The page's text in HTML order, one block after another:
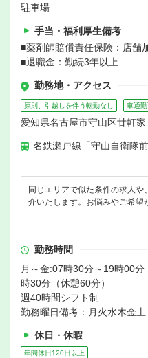
駐車場
手当・福利厚生備考
■薬剤師賠償責任保険：店舗
■退職金：勤続3年以上
勤務地・アクセス
原則、引越しを伴う転勤なし 車通
愛知県名古屋市守山区廿軒
名鉄瀬戸線「守山自衛隊
同じエリアで似た条件の求人
介いたします。お悩みやご希望
勤務時間
月～金:07時30分～19時00
時30分（休憩60分）
週40時間シフト制
勤務曜日備考：月火水木金土
休日・休暇
年間休日120日以上